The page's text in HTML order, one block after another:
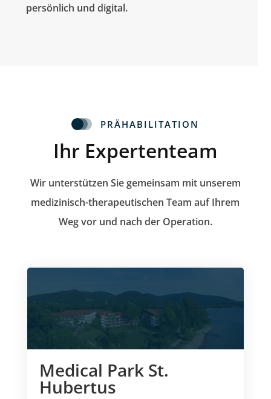
persönlich und digital.
PRÄHABILITATION
Ihr Expertenteam
Wir unterstützen Sie gemeinsam mit unserem
medizinisch-therapeutischen Team auf Ihrem
Weg vor und nach der Operation.
Medical Park St.
Hubertus